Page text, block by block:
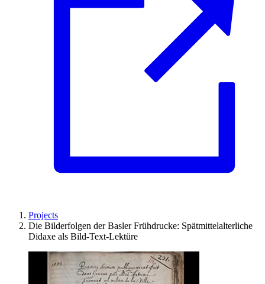
Projects
Die Bilderfolgen der Basler Frühdrucke: Spätmittelalterliche
Didaxe als Bild-Text-Lektüre